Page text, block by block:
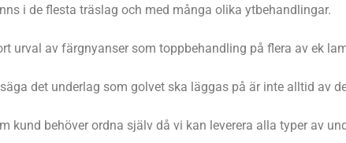
i de flesta träslag och med många olika ytbehandlingar.
urval av färgnyanser som toppbehandling på flera av ek
det underlag som golvet ska läggas på är inte alltid av
kund behöver ordna själv då vi kan leverera alla typer av